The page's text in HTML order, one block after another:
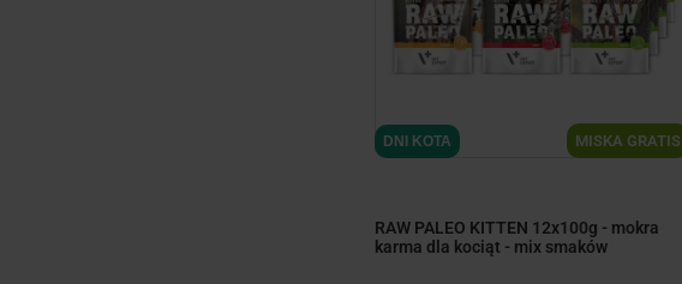
MISKA GRATIS
DNI KOTA
RAW PALEO KITTEN 12x100g - mokra
karma dla kociąt - mix smaków